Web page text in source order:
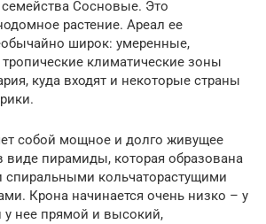
Сосновые. Это
растение. Ареал ее
широк: умеренные,
тропические климатические зоны
куда входят и некоторые страны
собой мощное и долго живущее
виде пирамиды, которая образована
спиральными кольчаторастущими
Крона начинается очень низко – у
у нее прямой и высокий,